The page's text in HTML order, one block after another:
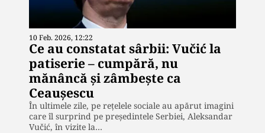
10 Feb. 2026, 12:22
Ce au constatat sârbii: Vučić la
patiserie – cumpără, nu
mănâncă și zâmbește ca
Ceaușescu
În ultimele zile, pe rețelele sociale au apărut imagini
care îl surprind pe președintele Serbiei, Aleksandar
Vučić, în vizite la…